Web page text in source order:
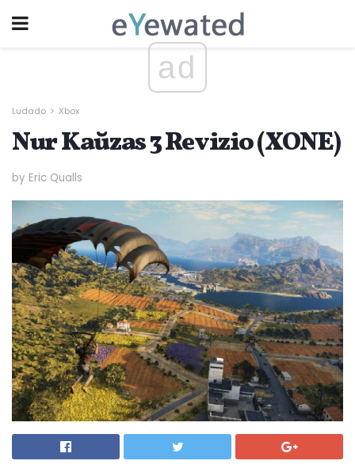
ad
Ludado Xbox
Nur Kaŭzas 3 Revizio (XONE)
by Eric Qualls